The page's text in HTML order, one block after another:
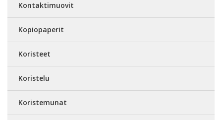
Kontaktimuovit
Kopiopaperit
Koristeet
Koristelu
Koristemunat